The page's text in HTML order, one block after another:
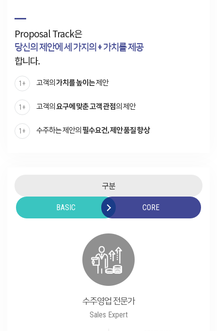
Proposal Track은
당신의 제안에 세 가지의 + 가치를 제공
합니다.
고객의 가치를 높이는제안
고객의 요구에 맞춘 고객 관점의 제안
수주하는 제안의 필수요건, 제안 품질 향상
구분
BASIC CORE
수주영업 전문가
Sales Expert